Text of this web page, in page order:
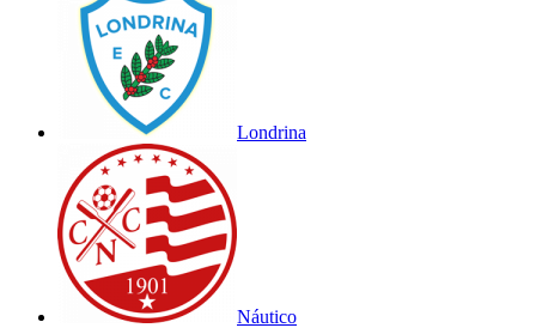
Londrina
Náutico